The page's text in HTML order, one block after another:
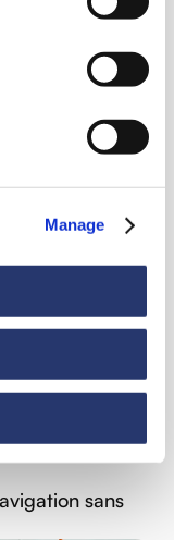
Manage
sans